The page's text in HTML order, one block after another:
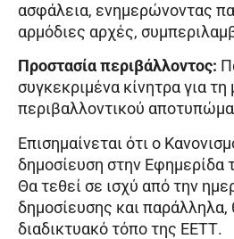
ασφάλεια, ενημερώνοντας
αρμόδιες αρχές,
Προστασία περιβάλλοντος:
συγκεκριμένα κίνητρα για
περιβαλλοντικού
Επισημαίνεται ότι ο
δημοσίευση στην
Θα τεθεί σε ισχύ από την
δημοσίευσης και παράλληλα,
διαδικτυακό τόπο της ΕΕΤΤ.